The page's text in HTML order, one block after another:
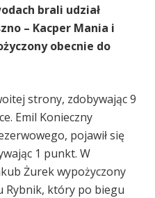
brali udział
– Kacper Mania i
obecnie do
strony, zdobywając 9
Emil Konieczny
pojawił się
1 punkt. W
Żurek wypożyczony
Rybnik, który po biegu